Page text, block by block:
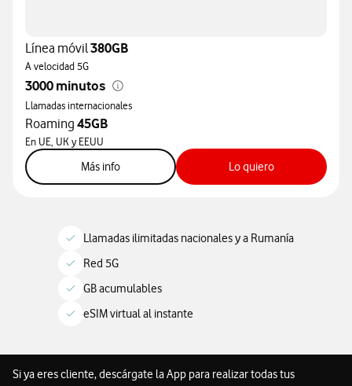
Línea móvil380GB
A velocidad 5G
3000 minutos
Llamadas internacionales
Roaming 45GB
En UE, UK y EEUU
Más infosobre tarifa XL Lo quierosobre tarifa XL
Llamadas ilimitadas nacionales y a Rumanía
Red 5G
GB acumulables
eSIM virtual al instante
Si ya eres cliente, descárgate la App para realizar todas tus